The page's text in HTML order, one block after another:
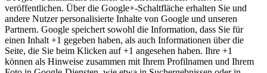
veröffentlichen. Über die Google+-Schaltfläche erhalten Sie und
andere Nutzer personalisierte Inhalte von Google und unseren
Partnern. Google speichert sowohl die Information, dass Sie für
einen Inhalt +1 gegeben haben, als auch Informationen über die
Seite, die Sie beim Klicken auf +1 angesehen haben. Ihre +1
können als Hinweise zusammen mit Ihrem Profilnamen und Ihrem